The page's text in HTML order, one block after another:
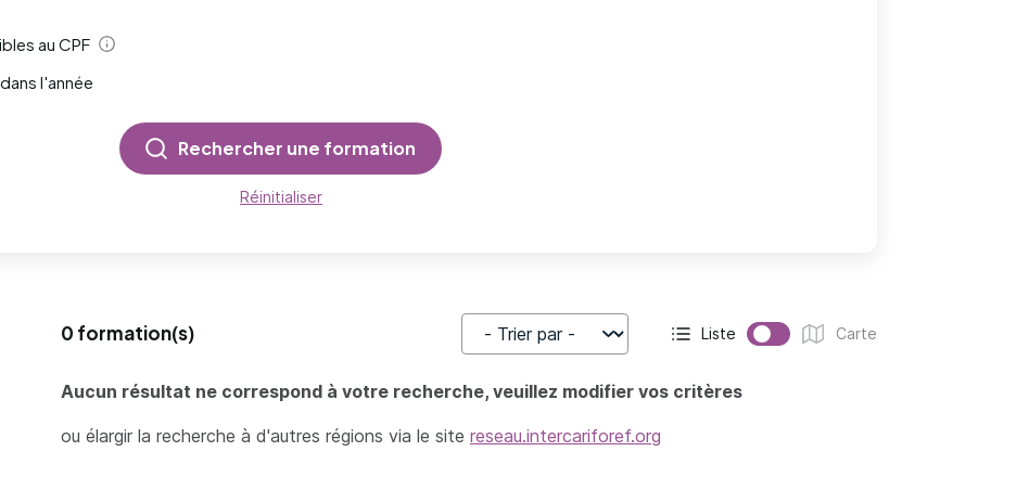
au CPF
Aide
l'année
Rechercher une formation
Réinitialiser
0 formation(s)
Trier par Affichage actif :
Liste
Affichage :
Carte
Aucun résultat ne correspond à votre recherche, veuillez modifier vos critères
ou élargir la recherche à d'autres régions via le site reseau.intercariforef.org